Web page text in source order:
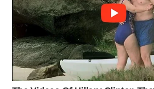
WAHANANEWS
NET
WAHANA
SPORT
WAHANA